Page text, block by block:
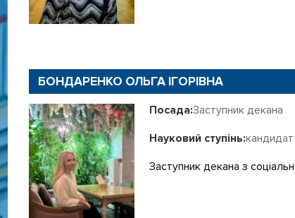
БОНДАРЕНКО ОЛЬГА ІГОРІВНА
Посада:Заступник декана
Науковий ступінь:
Заступник декана з